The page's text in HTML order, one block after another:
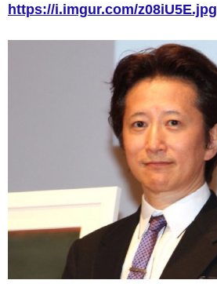
https://i.imgur.com/z08iU5E.jpg